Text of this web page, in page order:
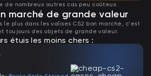
de nombreux autres cas peu coûteux.
marché de grande valeur
le plus dans les valises CS2 bon marché, c'est
toujours des objets de grande valeur.
étuis les moins chers :